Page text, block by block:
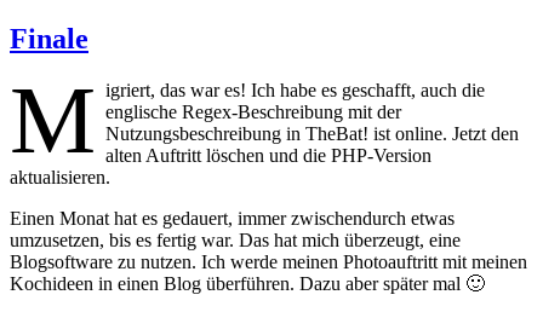
Finale
M igriert, das war es! Ich habe es geschafft, auch die
englische Regex-Beschreibung mit der
Nutzungsbeschreibung in TheBat! ist online. Jetzt den
alten Auftritt löschen und die PHP-Version
aktualisieren.
Einen Monat hat es gedauert, immer zwischendurch etwas
umzusetzen, bis es fertig war. Das hat mich überzeugt, eine
Blogsoftware zu nutzen. Ich werde meinen Photoauftritt mit meinen
Kochideen in einen Blog überführen. Dazu aber später mal 🙂